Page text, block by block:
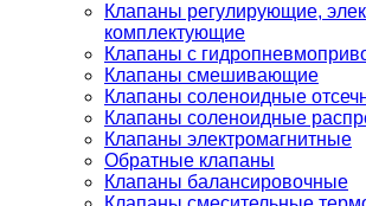
Клапаны регулирующие,
комплектующие
Клапаны с
Клапаны смешивающие
Клапаны соленоидные
Клапаны соленоидные
Клапаны электромагнитные
Обратные клапаны
Клапаны балансировочные